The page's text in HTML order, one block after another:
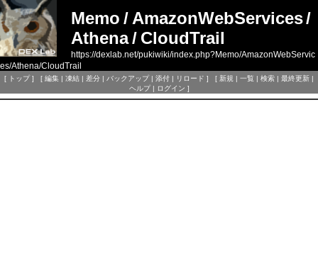
Memo / AmazonWebServices/
Athena/ CloudTrail
https://dexlab.net/pukiwiki/index.php?Memo/AmazonWebServic
es/Athena/CloudTrail
[ トップ] [ 編集 | 凍結 | 差分 | バックアップ| 添付 | リロード ] [ 新規 | 一覧 | 検索 | 最終更新 |
ヘルプ| ログイン ]